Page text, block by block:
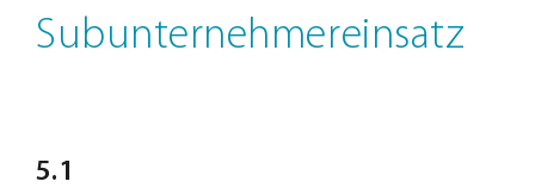
Subunternehmereinsatz
5.1